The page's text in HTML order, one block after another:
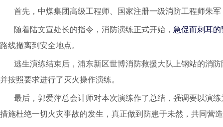
首先， 中煤集团高级工程师、国家注册一级消防工程师朱
随着陆文宣处长的指令 ， 消防演练正式开始 ， 急促而刺耳
路线撤离到安全地点。
逃生演练结束后，浦东新区世博消防救援大队上钢站的消
并按照要求进行了灭火操作演练。
最后 ， 郭爱萍总会计师对本次演练作了总结，强调要以演练
措施杜绝一切火灾事故的发生，真正做到防患于未然，共同营